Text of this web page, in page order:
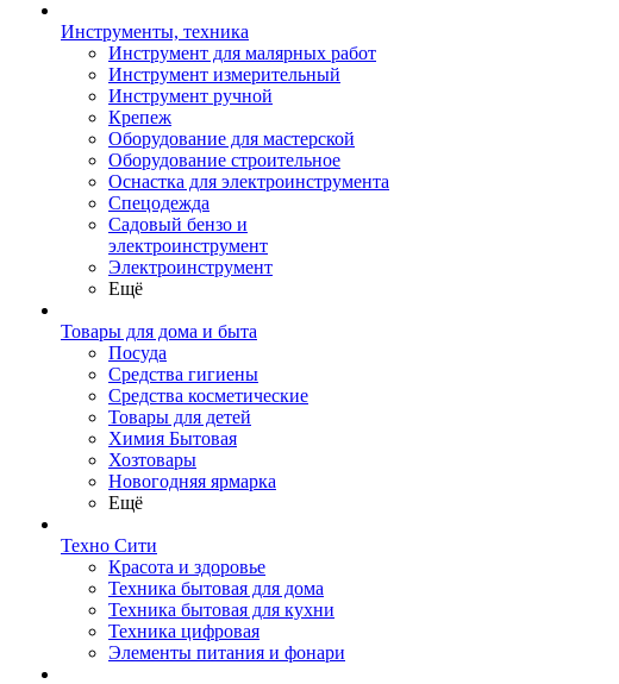
Инструменты, техника
Инструмент для малярных работ
Инструмент измерительный
Инструмент ручной
Крепеж
Оборудование для мастерской
Оборудование строительное
Оснастка для электроинструмента
Спецодежда
Садовый бензо и
электроинструмент
Электроинструмент
Ещё
Товары для дома и быта
Посуда
Средства гигиены
Средства косметические
Товары для детей
Химия Бытовая
Хозтовары
Новогодняя ярмарка
Ещё
Техно Сити
Красота и здоровье
Техника бытовая для дома
Техника бытовая для кухни
Техника цифровая
Элементы питания и фонари